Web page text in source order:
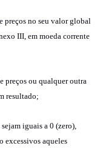
preços no seu valor global
III, em moeda corrente
preços ou qualquer outra
resultado;
iguais a 0 (zero),
excessivos aqueles